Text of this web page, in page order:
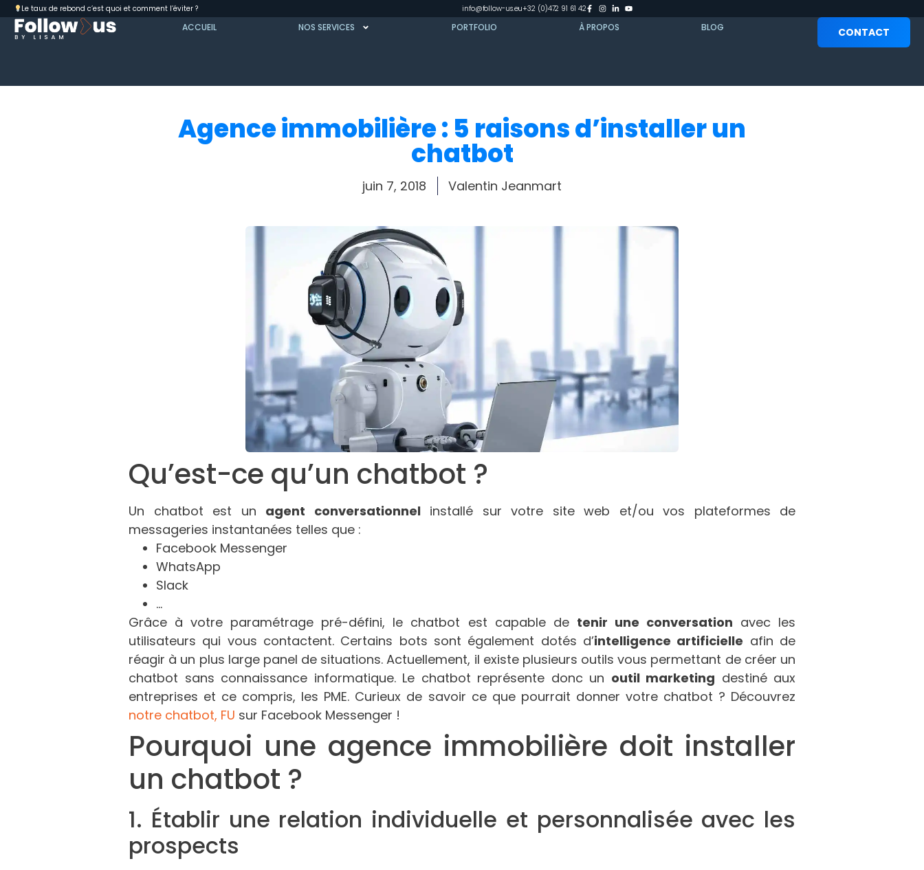
Le taux de rebond c’est quoi et comment l’éviter ? info@follow-us.eu+32 (0)472 91 61 42
ACCUEIL NOS SERVICES PORTFOLIO À PROPOS BLOG CONTACT
Agence immobilière : 5 raisons d’installer un
chatbot
juin 7, 2018 Valentin Jeanmart
Qu’est-ce qu’un chatbot ?
Un chatbot est un agent conversationnelinstallé sur votre site web et/ou vos plateformes de
messageries instantanées telles que :
Facebook Messenger
WhatsApp
Slack
…
Grâce à votre paramétrage pré-défini, le chatbot est capable de tenir une conversation avec les
utilisateurs qui vous contactent. Certains bots sont également dotés d’intelligence artificielle afin de
réagir à un plus large panel de situations. Actuellement, il existe plusieurs outils vous permettant de créer un
chatbot sans connaissance informatique. Le chatbot représente donc un outil marketing destiné aux
entreprises et ce compris, les PME. Curieux de savoir ce que pourrait donner votre chatbot ? Découvrez
notre chatbot, FU sur Facebook Messenger !
Pourquoi une agence immobilière doit installer
un chatbot ?
1. Établir une relation individuelle et personnalisée avec les
prospects